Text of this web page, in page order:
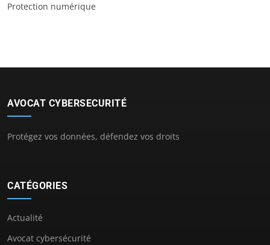
Protection numérique
AVOCAT CYBERSECURITÉ
Protégez vos données, défendez vos droits
CATÉGORIES
Actualité
Avocat cybersécurité